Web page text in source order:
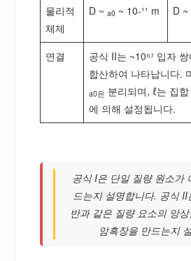
물리적
체제
D ~a0 ~ 10-¹¹ m D ~
연결
공식 II는 ~10⁶⁷ 입자
합산하여 나타납니다.
a0은 분리되며, ℓ는 집
에 의해 설정됩니다.
공식 I은 단일 질량 원소가
드는지 설명합니다. 공식
반과 같은 질량 요소의 앙
암흑장을 만드는지